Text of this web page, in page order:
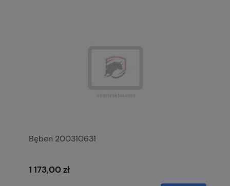
Bęben 200310631
1 173,00 zł